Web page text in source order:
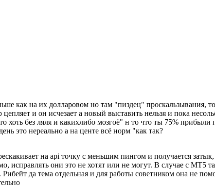
как на их долларовом но там "пиздец" проскальзывания,
и он исчезает а новый выставить нельзя и пока
без ляля и какихлибо мозгоё" н то что ты 75% прибыли
это нереально а на центе всё норм "как так?
на api точку с меньшим пингом и получается
исправлять они это не хотят или не могут. В случае с МТ5
да тема отдельная и для работы советником она не